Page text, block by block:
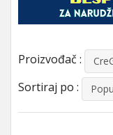
Proizvođač :
Sortiraj po :